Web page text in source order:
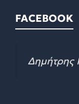
FACEBOOK
Δημήτρης